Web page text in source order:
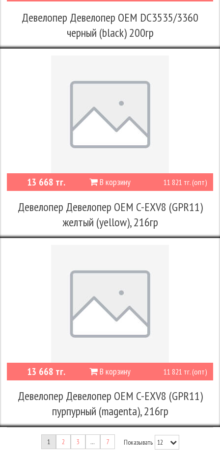
Девелопер Девелопер OEM DC3535/3360
черный (black) 200гр
В корзину
13 668 тг. 11 821 тг. (опт)
Девелопер Девелопер OEM C-EXV8 (GPR11)
желтый (yellow), 216гр
В корзину
13 668 тг. 11 821 тг. (опт)
Девелопер Девелопер OEM C-EXV8 (GPR11)
пурпурный (magenta), 216гр
1 2 3 … 7 Показывать